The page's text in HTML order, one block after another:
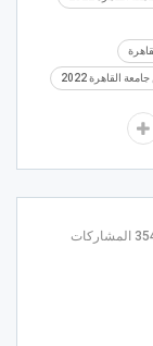
القاهرة 2022